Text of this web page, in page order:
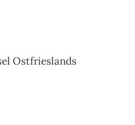
Ostfrieslands